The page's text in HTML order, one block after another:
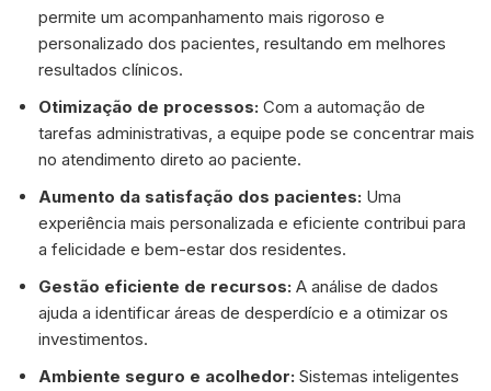
permite um acompanhamento mais rigoroso e
personalizado dos pacientes, resultando em melhores
resultados clínicos.
Otimização de processos: Com a automação de
tarefas administrativas, a equipe pode se concentrar mais
no atendimento direto ao paciente.
Aumento da satisfação dos pacientes: Uma
experiência mais personalizada e eficiente contribui para
a felicidade e bem-estar dos residentes.
Gestão eficiente de recursos: A análise de dados
ajuda a identificar áreas de desperdício e a otimizar os
investimentos.
Ambiente seguro e acolhedor: Sistemas inteligentes